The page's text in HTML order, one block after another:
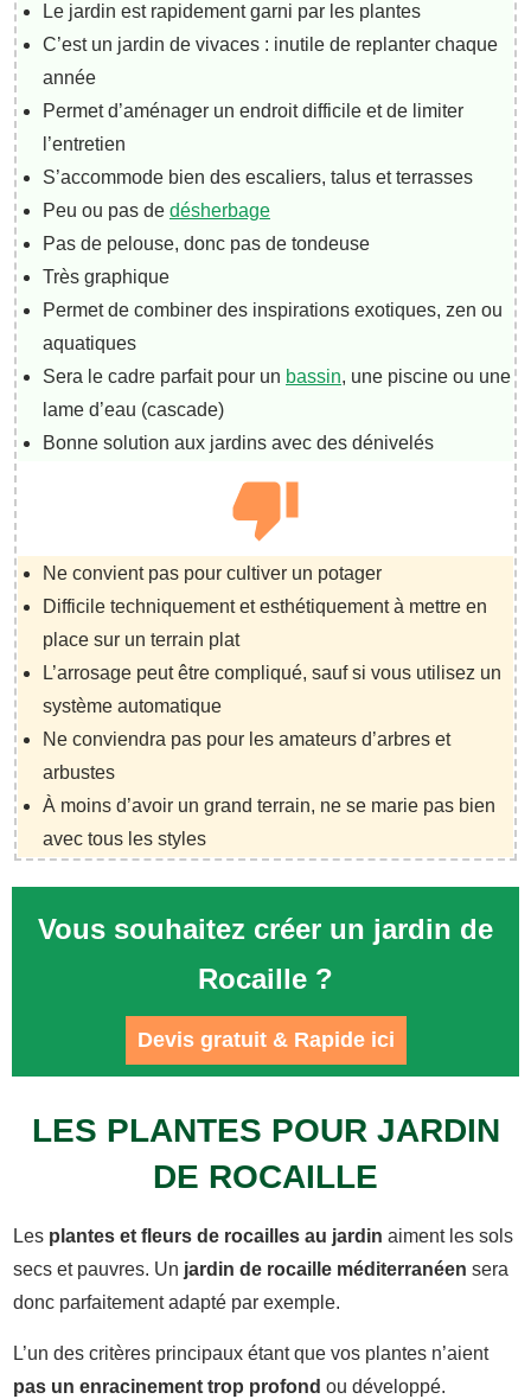
Le jardin est rapidement garni par les plantes
C’est un jardin de vivaces : inutile de replanter chaque
année
Permet d’aménager un endroit difficile et de limiter
l’entretien
S’accommode bien des escaliers, talus et terrasses
Peu ou pas de désherbage
Pas de pelouse, donc pas de tondeuse
Très graphique
Permet de combiner des inspirations exotiques, zen ou
aquatiques
Sera le cadre parfait pour un bassin, une piscine ou une
lame d’eau (cascade)
Bonne solution aux jardins avec des dénivelés
Ne convient pas pour cultiver un potager
Difficile techniquement et esthétiquement à mettre en
place sur un terrain plat
L’arrosage peut être compliqué, sauf si vous utilisez un
système automatique
Ne conviendra pas pour les amateurs d’arbres et
arbustes
À moins d’avoir un grand terrain, ne se marie pas bien
avec tous les styles
Vous souhaitez créer un jardin de
Rocaille ?
Devis gratuit & Rapide ici
LES PLANTES POUR JARDIN
DE ROCAILLE
Les plantes et fleurs de rocailles au jardin aiment les sols
secs et pauvres. Un jardin de rocaille méditerranéen sera
donc parfaitement adapté par exemple.
L’un des critères principaux étant que vos plantes n’aient
pas un enracinement trop profond ou développé.